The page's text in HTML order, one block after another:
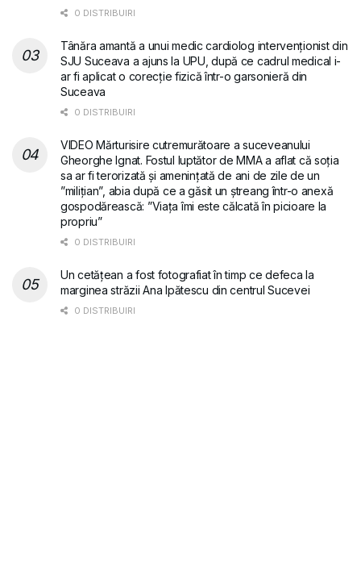
0 DISTRIBUIRI
Tânăra amantă a unui medic cardiolog intervenționist din
SJU Suceava a ajuns la UPU, după ce cadrul medical i-
ar fi aplicat o corecție fizică într-o garsonieră din
Suceava
0 DISTRIBUIRI
VIDEO Mărturisire cutremurătoare a suceveanului
Gheorghe Ignat. Fostul luptător de MMA a aflat că soția
sa ar fi terorizată și amenințată de ani de zile de un
”milițian”, abia după ce a găsit un ștreang într-o anexă
gospodărească: ”Viața îmi este călcată în picioare la
propriu”
0 DISTRIBUIRI
Un cetățean a fost fotografiat în timp ce defeca la
marginea străzii Ana Ipătescu din centrul Sucevei
0 DISTRIBUIRI